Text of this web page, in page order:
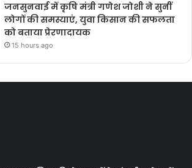
जनसुनवाई में कृषि मंत्री गणेश जोशी ने सुनीं
लोगों की समस्याएं, युवा किसान की सफलता
को बताया प्रेरणादायक
15 hours ago